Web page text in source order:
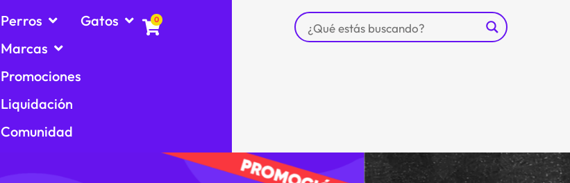
Perros
Gatos
Marcas
Promociones
Liquidación
Comunidad
0